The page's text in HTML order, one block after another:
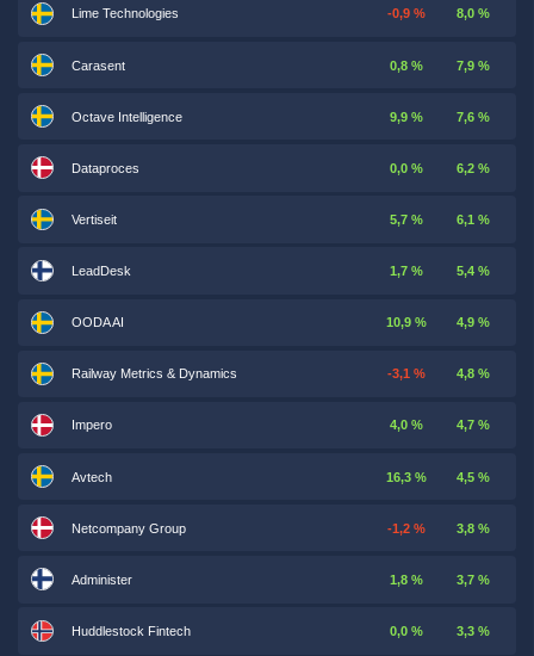
Lime Technologies -0,9 % 8,0 %
Carasent 0,8 % 7,9 %
Octave Intelligence 9,9 % 7,6 %
Dataproces 0,0 % 6,2 %
Vertiseit 5,7 % 6,1 %
LeadDesk 1,7 % 5,4 %
OODA AI 10,9 % 4,9 %
Railway Metrics & Dynamics -3,1 % 4,8 %
Impero 4,0 % 4,7 %
Avtech 16,3 % 4,5 %
Netcompany Group -1,2 % 3,8 %
Administer 1,8 % 3,7 %
Huddlestock Fintech 0,0 % 3,3 %